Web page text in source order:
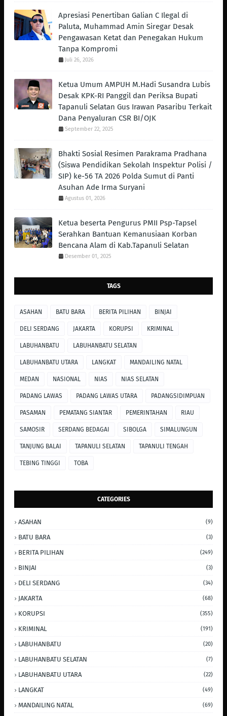
Apresiasi Penertiban Galian C Ilegal di
Paluta, Muhammad Amin Siregar Desak
Pengawasan Ketat dan Penegakan Hukum
Tanpa Kompromi
Juli 26, 2026
Ketua Umum AMPUH M.Hadi Susandra Lubis
Desak KPK-RI Panggil dan Periksa Bupati
Tapanuli Selatan Gus Irawan Pasaribu Terkait
Dana Penyaluran CSR BI/OJK
September 22, 2025
Bhakti Sosial Resimen Parakrama Pradhana
(Siswa Pendidikan Sekolah Inspektur Polisi /
SIP) ke-56 TA 2026 Polda Sumut di Panti
Asuhan Ade Irma Suryani
Agustus 01, 2026
Ketua beserta Pengurus PMII Psp-Tapsel
Serahkan Bantuan Kemanusiaan Korban
Bencana Alam di Kab.Tapanuli Selatan
Desember 01, 2025
TAGS
ASAHAN BATU BARA BERITA PILIHAN BINJAI
DELI SERDANG JAKARTA KORUPSI KRIMINAL
LABUHANBATU LABUHANBATU SELATAN
LABUHANBATU UTARA LANGKAT MANDAILING NATAL
MEDAN NASIONAL NIAS NIAS SELATAN
PADANG LAWAS PADANG LAWAS UTARA PADANGSIDIMPUAN
PASAMAN PEMATANG SIANTAR PEMERINTAHAN RIAU
SAMOSIR SERDANG BEDAGAI SIBOLGA SIMALUNGUN
TANJUNG BALAI TAPANULI SELATAN TAPANULI TENGAH
TEBING TINGGI TOBA
CATEGORIES
ASAHAN (9)
BATU BARA (3)
BERITA PILIHAN (249)
BINJAI (3)
DELI SERDANG (34)
JAKARTA (68)
KORUPSI (355)
KRIMINAL (191)
LABUHANBATU (20)
LABUHANBATU SELATAN (7)
LABUHANBATU UTARA (22)
LANGKAT (49)
MANDAILING NATAL (69)